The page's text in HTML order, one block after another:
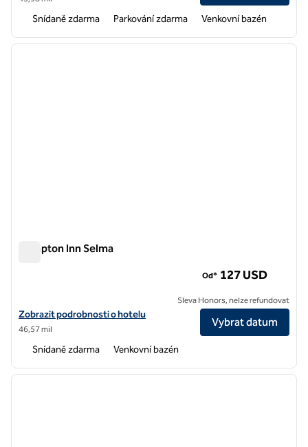
Snídaně zdarma Parkování zdarma Venkovní bazén
1 z 12
další
Hampton Inn Selma
Zobrazit podrobnosti o hotelu Hampton Inn Selma
Zobrazit podrobnosti o hotelu
46,57 mil
Od* 127 USD
Sleva Honors, nelze refundovat
Vybrat datum
Snídaně zdarma Venkovní bazén
1 z 12
další